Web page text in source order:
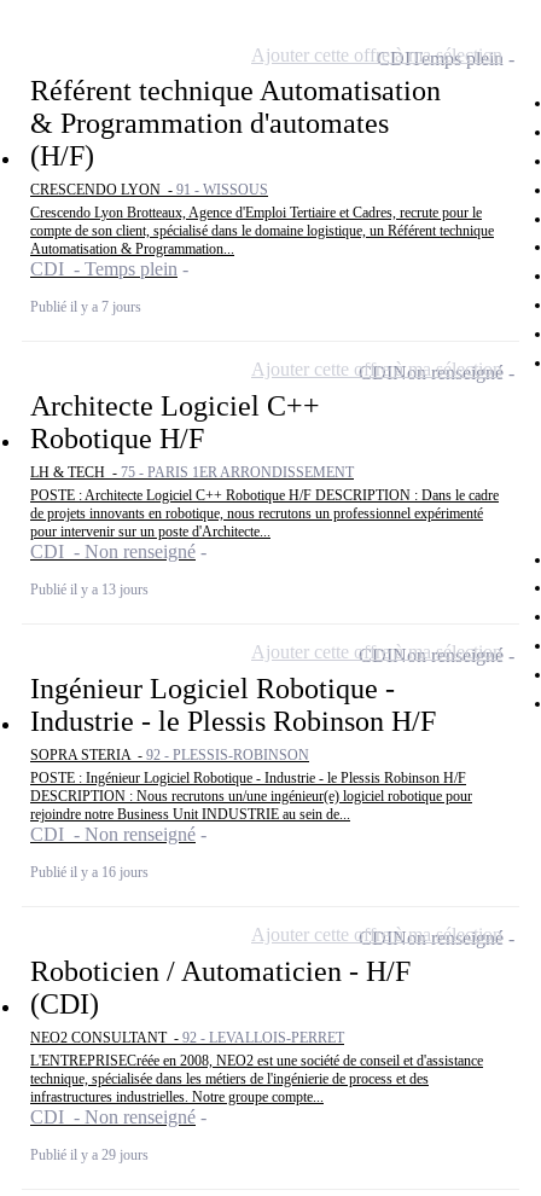
Référent technique Automatisation
& Programmation d'automates
(H/F)
CRESCENDO LYON - 91 - WISSOUS
Crescendo Lyon Brotteaux, Agence d'Emploi Tertiaire et Cadres, recrute pour le
compte de son client, spécialisé dans le domaine logistique, un Référent technique
Automatisation & Programmation...
CDI - Temps plein
Publié il y a 7 jours
CDITemps plein
Ajouter cette offre à ma sélection
Architecte Logiciel C++
Robotique H/F
LH & TECH - 75 - PARIS 1ER ARRONDISSEMENT
POSTE : Architecte Logiciel C++ Robotique H/F DESCRIPTION : Dans le cadre
de projets innovants en robotique, nous recrutons un professionnel expérimenté
pour intervenir sur un poste d'Architecte...
CDI - Non renseigné
Publié il y a 13 jours
CDINon renseigné
Ajouter cette offre à ma sélection
Ingénieur Logiciel Robotique -
Industrie - le Plessis Robinson H/F
SOPRA STERIA - 92 - PLESSIS-ROBINSON
POSTE : Ingénieur Logiciel Robotique - Industrie - le Plessis Robinson H/F
DESCRIPTION : Nous recrutons un/une ingénieur(e) logiciel robotique pour
rejoindre notre Business Unit INDUSTRIE au sein de...
CDI - Non renseigné
Publié il y a 16 jours
CDINon renseigné
Ajouter cette offre à ma sélection
Roboticien / Automaticien - H/F
(CDI)
NEO2 CONSULTANT - 92 - LEVALLOIS-PERRET
L'ENTREPRISECréée en 2008, NEO2 est une société de conseil et d'assistance
technique, spécialisée dans les métiers de l'ingénierie de process et des
infrastructures industrielles. Notre groupe compte...
CDI - Non renseigné
Publié il y a 29 jours
CDINon renseigné
Ajouter cette offre à ma sélection